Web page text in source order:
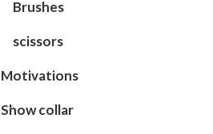
Brushes
scissors
Motivations
Show collar